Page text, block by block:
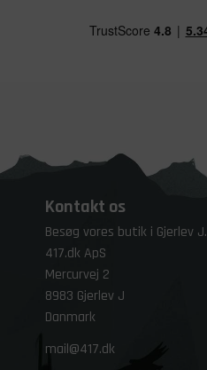
Kontakt os
Besøg vores butik i Gjerlev J.
417.dk ApS
Mercurvej 2
8983 Gjerlev J
Danmark
mail@417.dk